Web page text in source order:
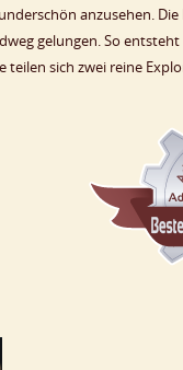
anzusehen.
gelungen. So
teilen sich zwei reine